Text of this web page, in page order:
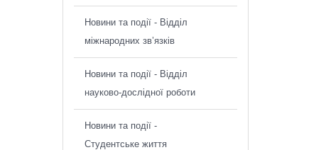
Новини та події - Відділ
міжнародних зв’язків
Новини та події - Відділ
науково-дослідної роботи
Новини та події -
Студентське життя